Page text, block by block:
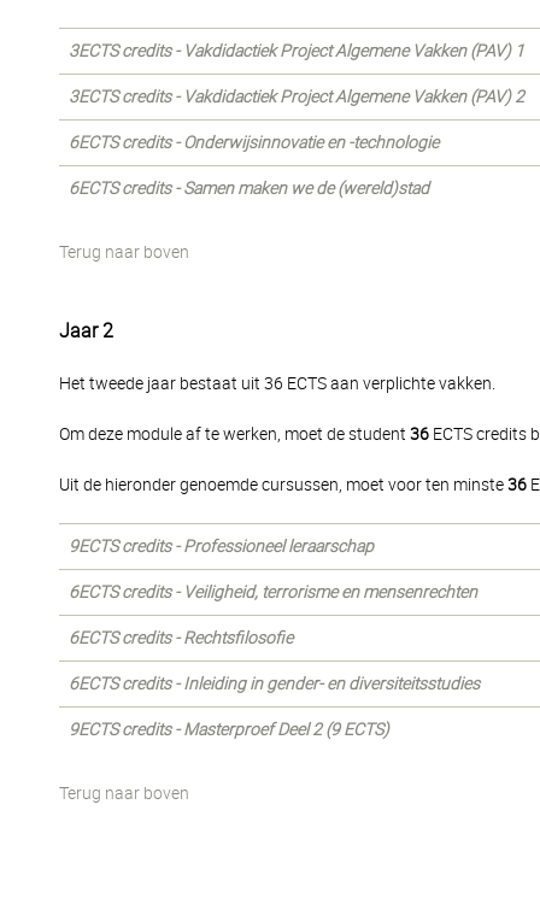
3ECTS credits - Vakdidactiek Project Algemene Vakken (PAV) 1
3ECTS credits - Vakdidactiek Project Algemene Vakken (PAV) 2
6ECTS credits - Onderwijsinnovatie en -technologie
6ECTS credits - Samen maken we de (wereld)stad
Terug naar boven
Jaar 2
Het tweede jaar bestaat uit 36 ECTS aan verplichte vakken.
Om deze module af te werken, moet de student 36 ECTS credits
Uit de hieronder genoemde cursussen, moet voor ten minste36
9ECTS credits - Professioneel leraarschap
6ECTS credits - Veiligheid, terrorisme en mensenrechten
6ECTS credits - Rechtsfilosofie
6ECTS credits - Inleiding in gender- en diversiteitsstudies
9ECTS credits - Masterproef Deel 2 (9 ECTS)
Terug naar boven